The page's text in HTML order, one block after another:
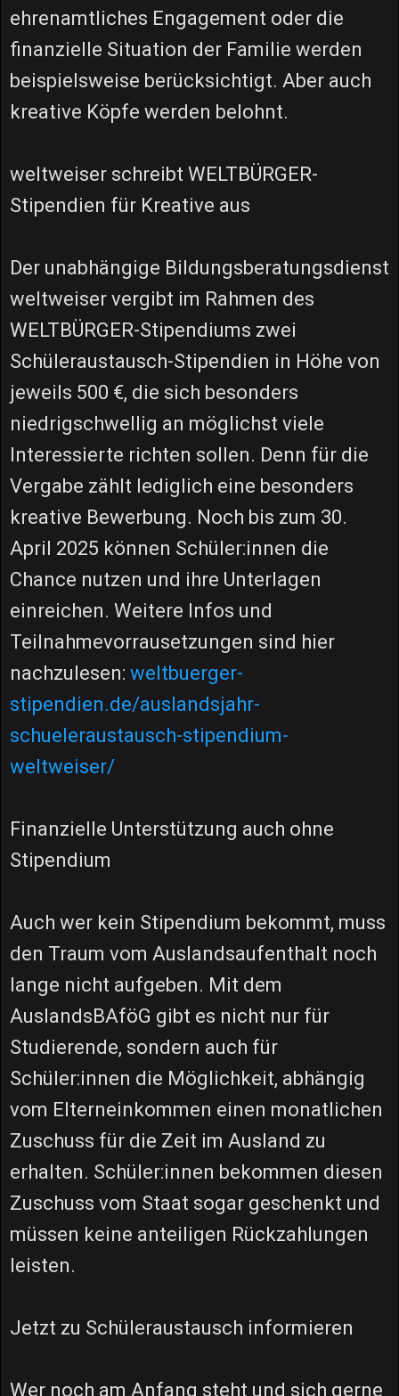
ehrenamtliches Engagement oder die
finanzielle Situation der Familie werden
beispielsweise berücksichtigt. Aber auch
kreative Köpfe werden belohnt.
weltweiser schreibt WELTBÜRGER-
Stipendien für Kreative aus
Der unabhängige Bildungsberatungsdienst
weltweiser vergibt im Rahmen des
WELTBÜRGER-Stipendiums zwei
Schüleraustausch-Stipendien in Höhe von
jeweils 500 €, die sich besonders
niedrigschwellig an möglichst viele
Interessierte richten sollen. Denn für die
Vergabe zählt lediglich eine besonders
kreative Bewerbung. Noch bis zum 30.
April 2025 können Schüler:innen die
Chance nutzen und ihre Unterlagen
einreichen. Weitere Infos und
Teilnahmevorrausetzungen sind hier
nachzulesen: weltbuerger-
stipendien.de/auslandsjahr-
schueleraustausch-stipendium-
weltweiser/
Finanzielle Unterstützung auch ohne
Stipendium
Auch wer kein Stipendium bekommt, muss
den Traum vom Auslandsaufenthalt noch
lange nicht aufgeben. Mit dem
AuslandsBAföG gibt es nicht nur für
Studierende, sondern auch für
Schüler:innen die Möglichkeit, abhängig
vom Elterneinkommen einen monatlichen
Zuschuss für die Zeit im Ausland zu
erhalten. Schüler:innen bekommen diesen
Zuschuss vom Staat sogar geschenkt und
müssen keine anteiligen Rückzahlungen
leisten.
Jetzt zu Schüleraustausch informieren
Wer noch am Anfang steht und sich gerne